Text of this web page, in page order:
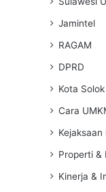
Jamintel
RAGAM
DPRD
Kota Solok
Cara
Kejaksaan
Properti &
Kinerja &